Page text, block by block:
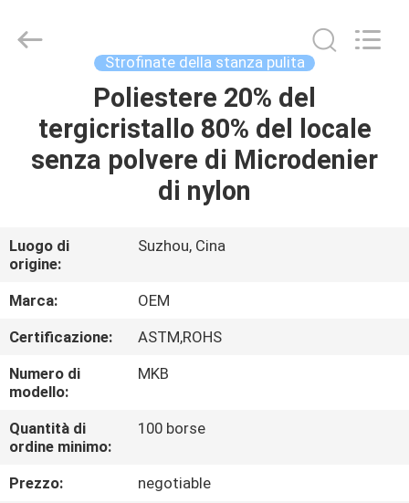
PRODOTTI
NOI
GIRO
DELLA
FABBRICA
CONTROLLO
DI
QUALITÀ
Clean
Technology
Strofinate della stanza pulita
Poliestere 20% del
tergicristallo 80% del locale
senza polvere di Microdenier
di nylon
Luogo di
origine:
Suzhou, Cina
Marca:
OEM
Certificazione:
ASTM,ROHS
Numero di
modello:
MKB
Quantità di
ordine minimo:
100 borse
Prezzo:
negotiable